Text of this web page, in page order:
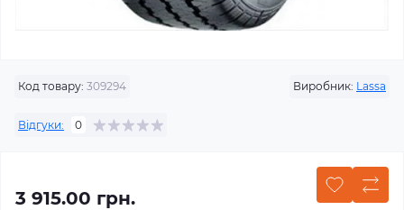
Код товару: 309294 Виробник: Lassa
Відгуки: 0
3 915.00 грн.